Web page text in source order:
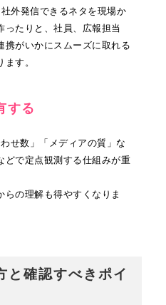
外発信できるネタを現場か
ったりと、社員、広報担当
携がいかにスムーズに取れる
す。
する
せ数」「メディアの質」な
どで定点観測する仕組みが重
の理解も得やすくなりま
と確認すべきポイ